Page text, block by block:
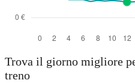
Trova il giorno migliore
treno